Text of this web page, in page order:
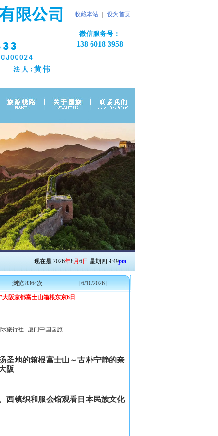
收藏本站 设为首页
微信服务号：
138 6018 3958
现在是 2026年8月 6日 星期四 9:49pm
浏览 8364次 [6/10/2026]
阪京都富士山箱根东京6日
旅行社--厦门中国国旅
圣地的箱根富士山～古朴宁静的奈
阪
西镇织和服会馆观看日本民族文化